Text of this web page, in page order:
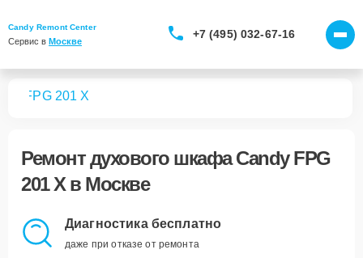
Candy Remont Center
Сервис в Москве
+7 (495) 032-67-16
FPG 201 X
Ремонтдухового шкафа Candy FPG
201 Xв Москве
Диагностика бесплатно
даже при отказе от ремонта